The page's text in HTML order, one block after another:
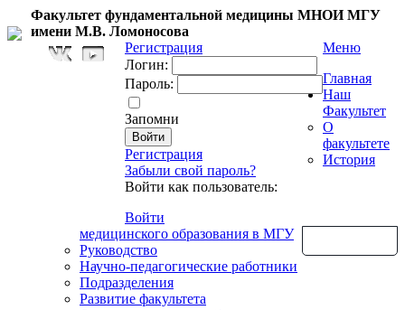
Факультет фундаментальной медицины МНОИ МГУ
имени М.В. Ломоносова
Регистрация
Логин:
Пароль:
Запомни
Регистрация
Забыли свой пароль?
Войти как пользователь:
Войти
Меню
Главная
Наш
Факультет
О
факультете
История
медицинского образования в МГУ
Руководство
Научно-педагогические работники
Подразделения
Развитие факультета